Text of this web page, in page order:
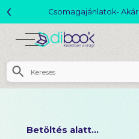
Csomagajánlatok-
‹
Betöltés alatt...